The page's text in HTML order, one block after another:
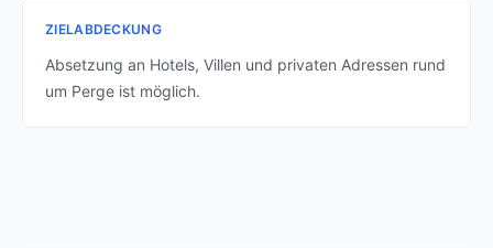
ZIELABDECKUNG
Absetzung an Hotels, Villen und privaten Adressen rund
um Perge ist möglich.